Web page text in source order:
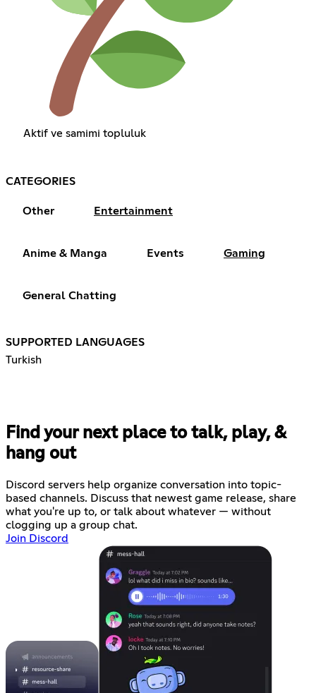
Aktif ve samimi topluluk
CATEGORIES
Other Entertainment
Anime & Manga Events Gaming
General Chatting
SUPPORTED LANGUAGES
Turkish
Find your next place to talk, play, &
hang out
Discord servers help organize conversation into topic-
based channels. Discuss that newest game release, share
what you're up to, or talk about whatever — without
clogging up a group chat.
Join Discord